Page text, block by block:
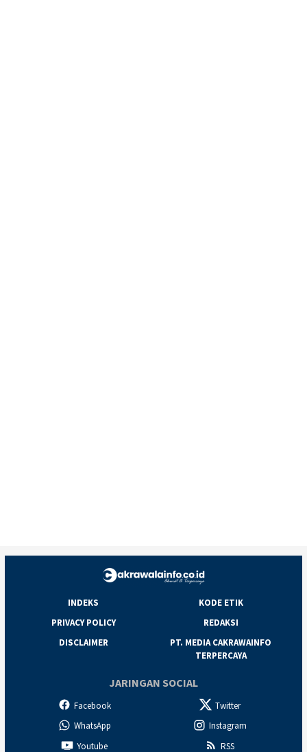
INDEKS
KODE ETIK
PRIVACY POLICY
REDAKSI
DISCLAIMER
PT. MEDIA CAKRAWAINFO
TERPERCAYA
JARINGAN SOCIAL
Facebook
Twitter
WhatsApp
Instagram
Youtube
RSS